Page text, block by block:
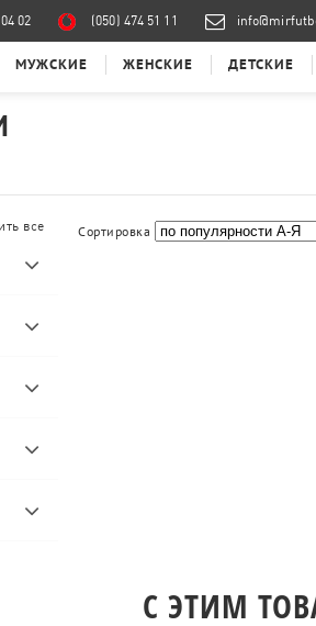
02 (050) 474 51 11
МУЖСКИЕ ЖЕНСКИЕ ДЕТСКИЕ
Сортировка
все
C ЭТИМ